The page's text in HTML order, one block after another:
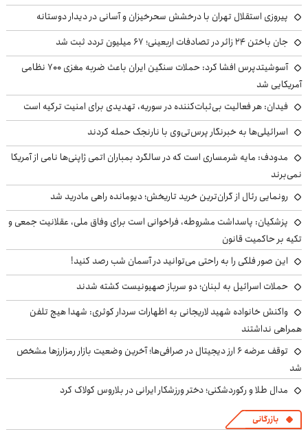
پیروزی استقلال تهران با درخشش سحرخیزان و آسانی در دیدار دوستانه
جان باختن ۲۴ زائر در تصادفات اربعینی؛ ۶۷ میلیون تردد ثبت شد
آسوشیتدپرس افشا کرد: حملات سنگین ایران باعث ضربه مغزی ۷۰۰ نظامی
آمریکایی شد
فیدان: هر فعالیت بی‌ثبات‌کننده در سوریه، تهدیدی برای امنیت ترکیه است
اسرائیلی‌ها به خبرنگار پرس‌تی‌وی با نارنجک حمله کردند
مدودف: مایه شرمساری است که در سالگرد بمباران اتمی ژاپنی‌ها نامی از آمریکا
نمی‌برند
رونمایی رئال از گران‌ترین خرید تاریخش؛ دیومانده راهی مادرید شد
پزشکیان: پاسداشت مشروطه، فراخوانی است برای وفاق ملی، عقلانیت جمعی و
تکیه بر حاکمیت قانون
این صور فلکی را به راحتی می‌توانید در آسمان شب رصد کنید!
حملات اسرائیل به لبنان؛ دو سرباز صهیونیست کشته شدند
واکنش خانواده شهید لاریجانی به اظهارات سردار کوثری: شهدا هیچ تلفن
همراهی نداشتند
توقف عرضه ۶ ارز دیجیتال در صرافی‌ها؛ آخرین وضعیت بازار رمزارزها مشخص
شد
مدال طلا و رکوردشکنی؛ دختر ورزشکار ایرانی در بلاروس کولاک کرد
بازرگانی